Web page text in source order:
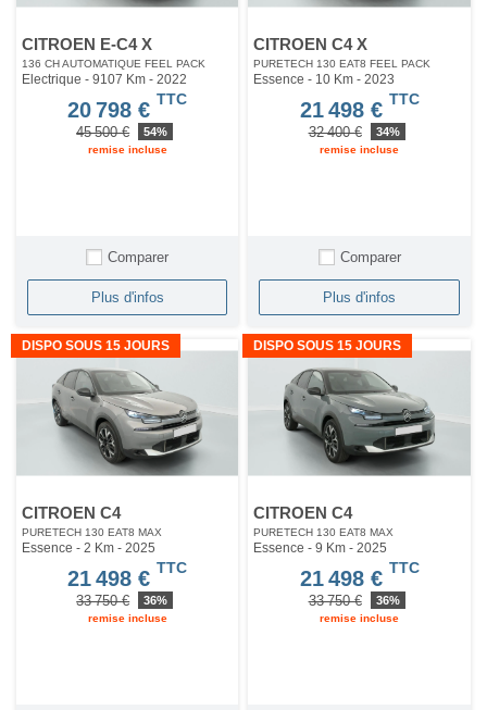
CITROEN E-C4 X
136 CH AUTOMATIQUE FEEL PACK
Electrique - 9107 Km - 2022
20 798 € TTC
45 500 € 54%
remise incluse
Comparer
Plus d'infos
CITROEN C4 X
PURETECH 130 EAT8 FEEL PACK
Essence - 10 Km- 2023
21 498 € TTC
32 400 € 34%
remise incluse
Comparer
Plus d'infos
DISPO SOUS 15 JOURS
CITROEN C4
PURETECH 130 EAT8 MAX
Essence - 2 Km - 2025
21 498 € TTC
33 750 € 36%
remise incluse
DISPO SOUS 15 JOURS
CITROEN C4
PURETECH 130 EAT8 MAX
Essence - 9 Km- 2025
21 498 € TTC
33 750 € 36%
remise incluse